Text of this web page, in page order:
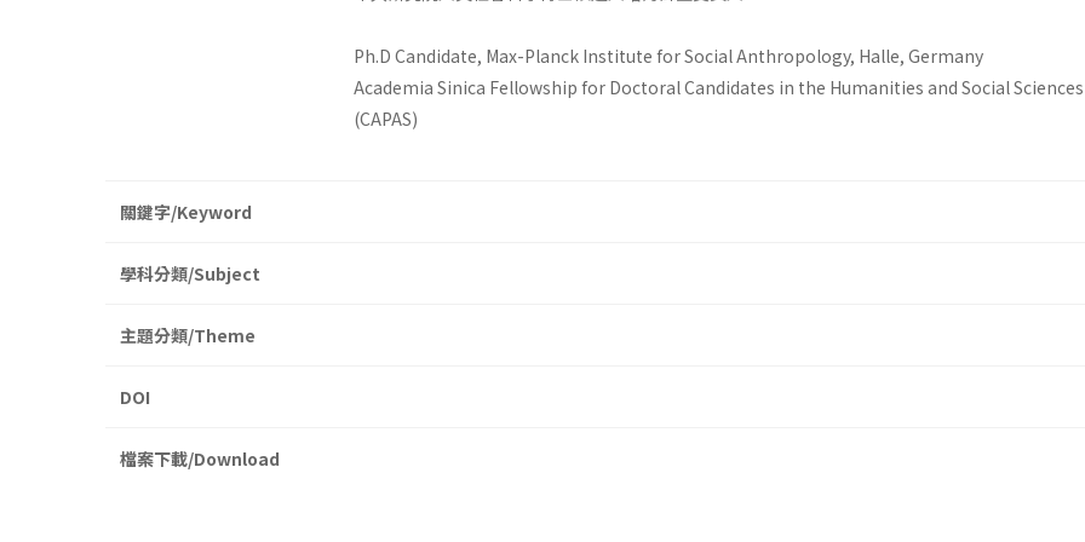
Ph.D Candidate, Max-Planck Institute for Social Anthropology, Halle, Germany
Academia Sinica Fellowship for Doctoral Candidates in the Humanities and Social
(CAPAS)
關鍵字/Keyword
學科分類/Subject
主題分類/Theme
DOI
檔案下載/Download